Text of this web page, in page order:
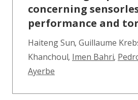
concerning
performance and
Haiteng Sun, Guillaume
Khanchoul, Imen Bahri,
Ayerbe